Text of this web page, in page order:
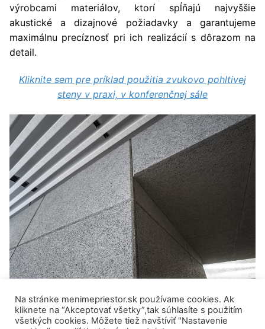
výrobcami materiálov, ktorí spĺňajú najvyššie
akustické a dizajnové požiadavky a garantujeme
maximálnu precíznosť pri ich realizácií s dôrazom na
detail.
Kliknite sem pre príklad použitia zvukovo pohltivej
steny v praxi, v konferenčnej sále
Na stránke menimepriestor.sk používame cookies. Ak
kliknete na “Akceptovať všetky”,tak súhlasíte s použitím
všetkých cookies. Môžete tiež navštíviť "Nastavenie